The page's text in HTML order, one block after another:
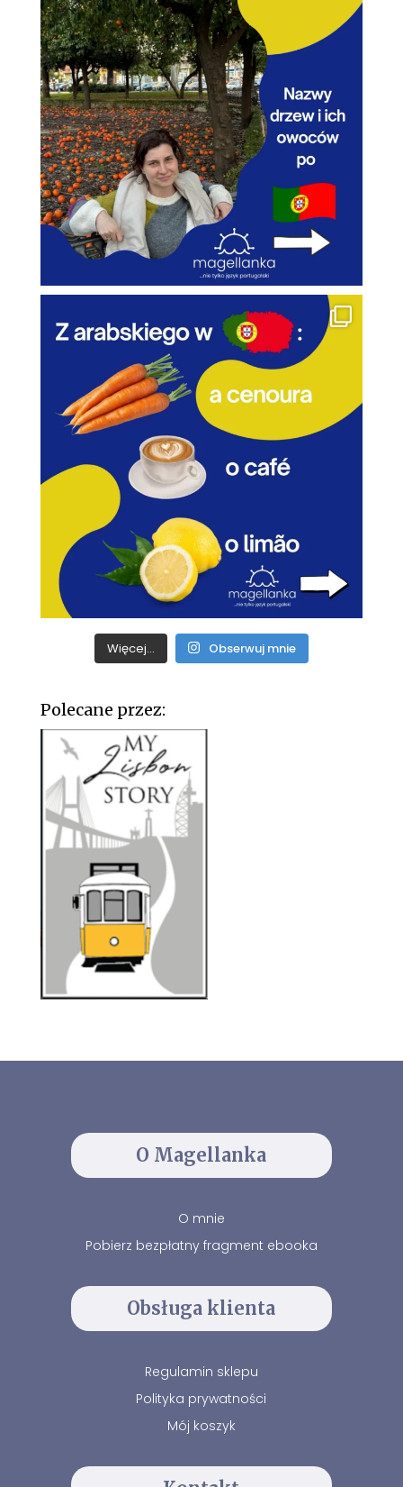
Więcej... Obserwuj mnie
Polecane przez:
O Magellanka
O mnie
Pobierz bezpłatny fragment ebooka
Obsługa klienta
Regulamin sklepu
Polityka prywatności
Mój koszyk